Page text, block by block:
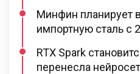
Минфин планирует
импортную сталь с
RTX Spark
перенесла